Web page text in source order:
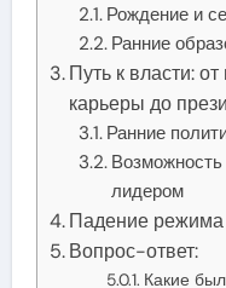
Рождение и
Ранние
Путь к власти:
карьеры до
Ранние
лидером
Падение режима
Вопрос-ответ:
Какие